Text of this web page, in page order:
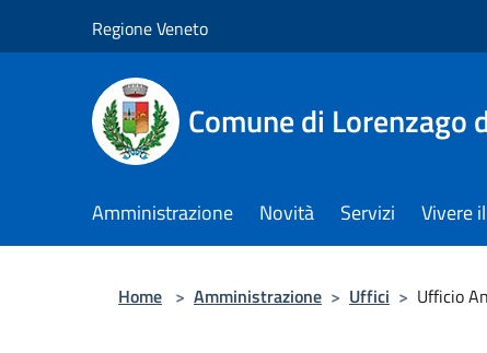
Regione Veneto
Comune di Lorenzago
Amministrazione Novità Servizi Vivere
Home > Amministrazione > Uffici > Ufficio